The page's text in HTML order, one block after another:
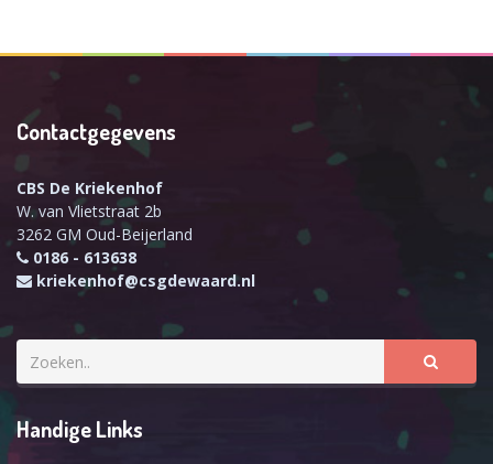
Contactgegevens
CBS De Kriekenhof
W. van Vlietstraat 2b
3262 GM Oud-Beijerland
0186 - 613638
kriekenhof@csgdewaard.nl
Handige Links